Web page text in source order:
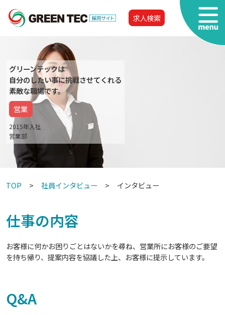
求人検索
グリーンテックは
自分のしたい事に挑戦させてくれる
素敵な職場です。
営業
2015年入社
営業部
TOP 社員インタビュー インタビュー
仕事の内容
お客様に何かお困りごとはないかを尋ね、営業所にお客様のご要望
を持ち帰り、提案内容を協議した上、お客様に提示しています。
Q&A